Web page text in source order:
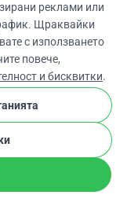
Партньор
реклами или
Щраквайки
с използването
повече,
и бисквитки.